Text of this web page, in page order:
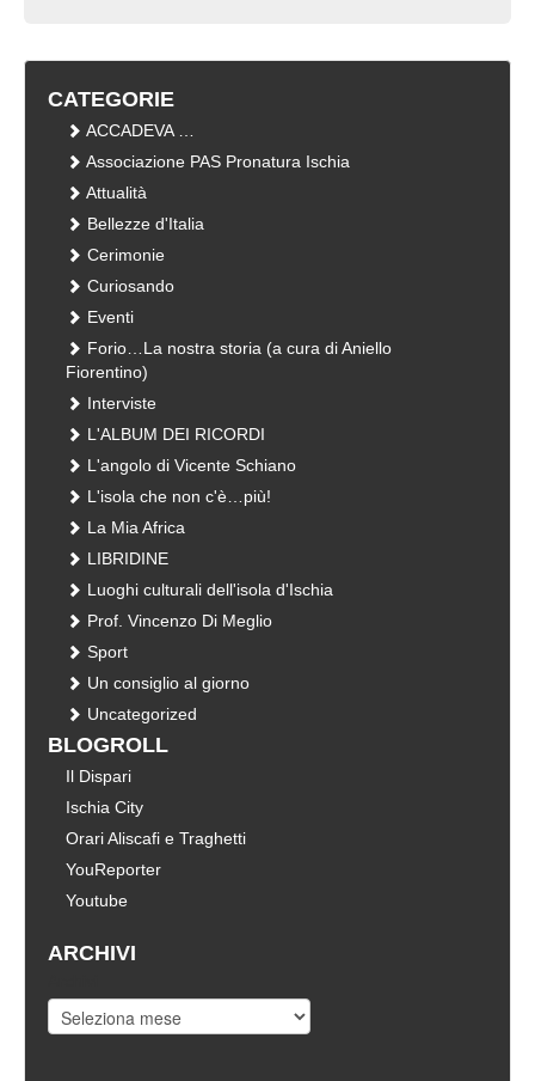
CATEGORIE
ACCADEVA …
Associazione PAS Pronatura Ischia
Attualità
Bellezze d'Italia
Cerimonie
Curiosando
Eventi
Forio…La nostra storia (a cura di Aniello
Fiorentino)
Interviste
L'ALBUM DEI RICORDI
L'angolo di Vicente Schiano
L'isola che non c'è…più!
La Mia Africa
LIBRIDINE
Luoghi culturali dell'isola d'Ischia
Prof. Vincenzo Di Meglio
Sport
Un consiglio al giorno
Uncategorized
BLOGROLL
Il Dispari
Ischia City
Orari Aliscafi e Traghetti
YouReporter
Youtube
ARCHIVI